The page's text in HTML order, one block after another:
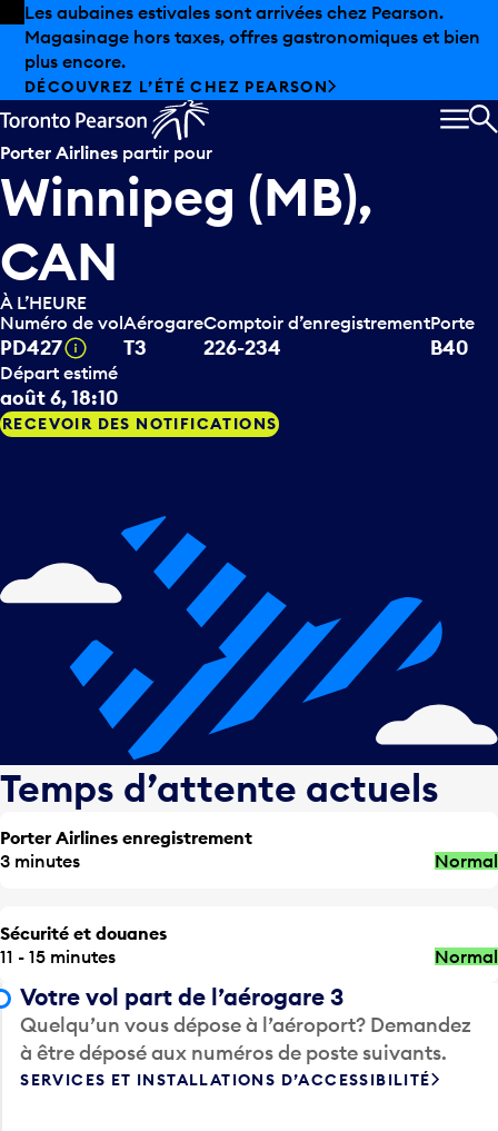
Skip to offers
Passer au contenu principal
Les aubaines estivales sont arrivées chez Pearson.
Magasinage hors taxes, offres gastronomiques et bien
plus encore.
DÉCOUVREZ L’ÉTÉ CHEZ PEARSON
Porter Airlines partir pour
Winnipeg (MB),
CAN
À L’HEURE
Numéro de vol
PD427 Infobulle
Aérogare
T3
Comptoir d’enregistrement
226-234
Porte
B40
Départ estimé
août 6, 18:10
RECEVOIR DES NOTIFICATIONS
Temps d’attente actuels
Porter Airlines enregistrement
3 minutes
Normal
Sécurité et douanes
11 - 15 minutes
Normal
Votre vol part de l’aérogare 3
Quelqu’un vous dépose à l’aéroport? Demandez
à être déposé aux numéros de poste suivants.
SERVICES ET INSTALLATIONS D’ACCESSIBILITÉ